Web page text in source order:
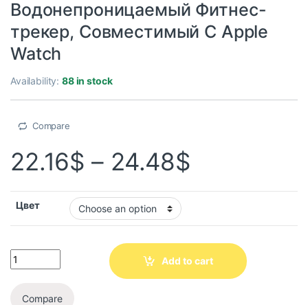
Водонепроницаемый Фитнес-
трекер, Совместимый С Apple
Watch
Availability:88 in stock
Compare
22.16$ – 24.48$
Цвет
Add to cart
Compare